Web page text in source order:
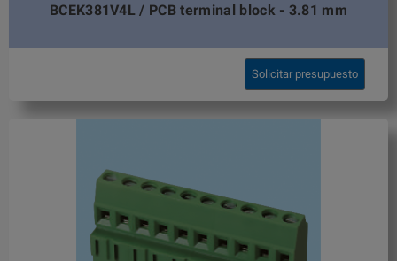
BCEK381V4L / PCB terminal block - 3.81 mm
Solicitar presupuesto